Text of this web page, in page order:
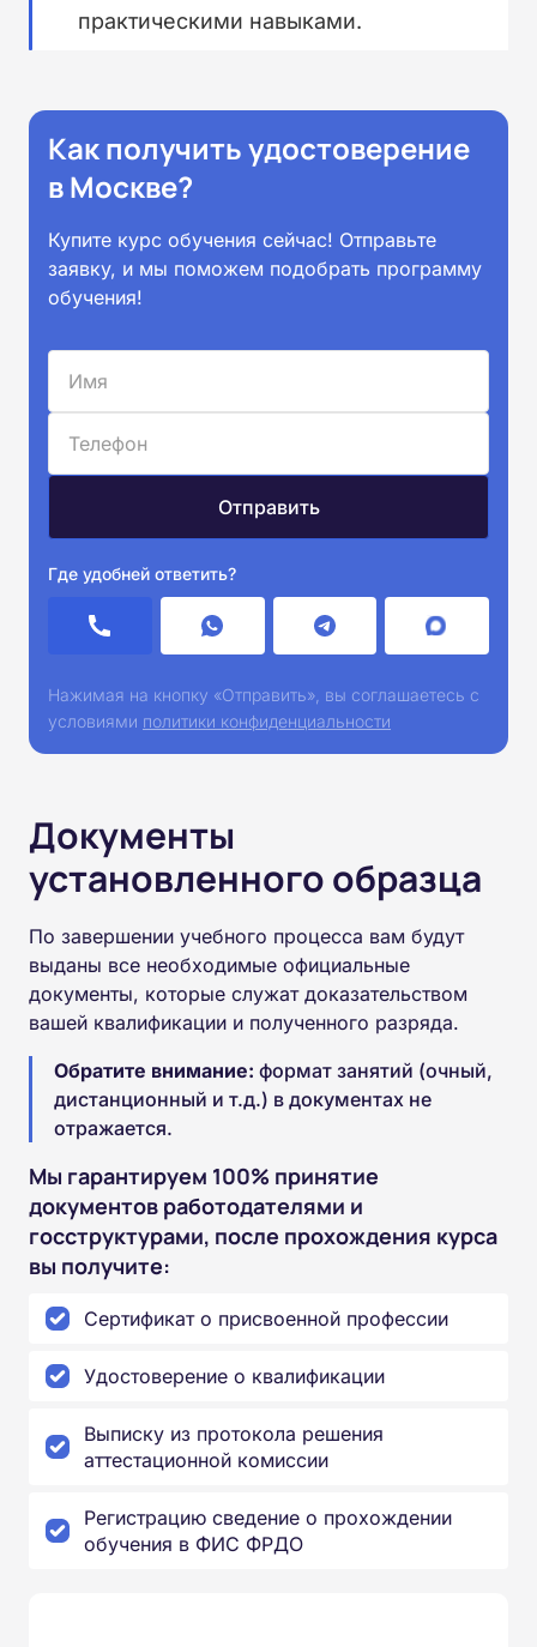
практическими навыками.
Как получить удостоверение
в Москве?
Купите курс обучения сейчас! Отправьте
заявку, и мы поможем подобрать программу
обучения!
Где удобней ответить?
Нажимая на кнопку «Отправить», вы соглашаетесь с
условиями политики конфиденциальности
Документы
установленного образца
По завершении учебного процесса вам будут
выданы все необходимые официальные
документы, которые служат доказательством
вашей квалификации и полученного разряда.
Обратите внимание: формат занятий (очный,
дистанционный и т.д.) в документах не
отражается.
Мы гарантируем 100% принятие
документов работодателями и
госструктурами, после прохождения курса
вы получите:
Сертификат о присвоенной профессии
Удостоверение о квалификации
Выписку из протокола решения
аттестационной комиссии
Регистрацию сведение о прохождении
обучения в ФИС ФРДО